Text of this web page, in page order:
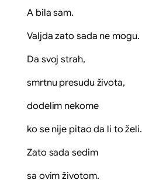
A bila sam.
Valjda zato sada ne mogu.
Da svoj strah,
smrtnu presudu života,
dodelim nekome
ko se nije pitao da li to želi.
Zato sada sedim
sa ovim životom.